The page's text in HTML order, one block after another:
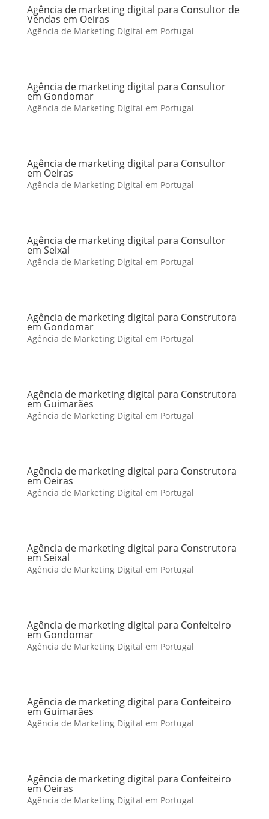
Agência de marketing digital para Consultor de
Vendas em Oeiras
Agência de Marketing Digital em Portugal
Agência de marketing digital para Consultor
em Gondomar
Agência de Marketing Digital em Portugal
Agência de marketing digital para Consultor
em Oeiras
Agência de Marketing Digital em Portugal
Agência de marketing digital para Consultor
em Seixal
Agência de Marketing Digital em Portugal
Agência de marketing digital para Construtora
em Gondomar
Agência de Marketing Digital em Portugal
Agência de marketing digital para Construtora
em Guimarães
Agência de Marketing Digital em Portugal
Agência de marketing digital para Construtora
em Oeiras
Agência de Marketing Digital em Portugal
Agência de marketing digital para Construtora
em Seixal
Agência de Marketing Digital em Portugal
Agência de marketing digital para Confeiteiro
em Gondomar
Agência de Marketing Digital em Portugal
Agência de marketing digital para Confeiteiro
em Guimarães
Agência de Marketing Digital em Portugal
Agência de marketing digital para Confeiteiro
em Oeiras
Agência de Marketing Digital em Portugal